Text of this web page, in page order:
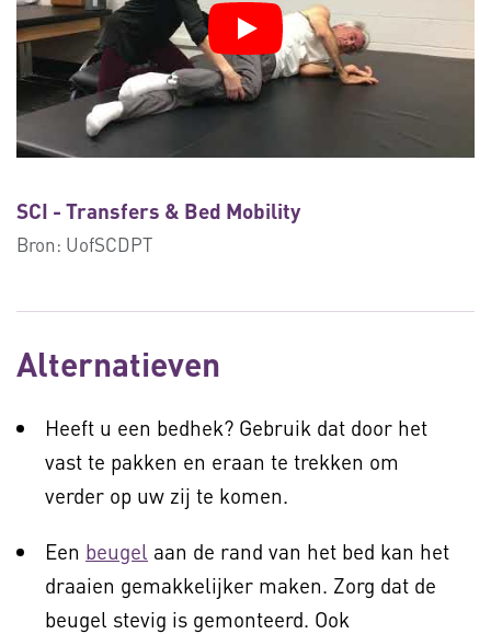
SCI - Transfers & Bed Mobility
Bron: UofSCDPT
Alternatieven
Heeft u een bedhek? Gebruik dat door het
vast te pakken en eraan te trekken om
verder op uw zij te komen.
Een beugel aan de rand van het bed kan het
draaien gemakkelijker maken. Zorg dat de
beugel stevig is gemonteerd. Ook